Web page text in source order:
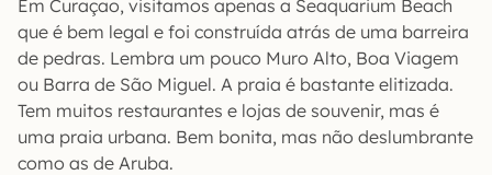
Em Curaçao, visitamos apenas a Seaquarium Beach
que é bem legal e foi construída atrás de uma barreira
de pedras. Lembra um pouco Muro Alto, Boa Viagem
ou Barra de São Miguel. A praia é bastante elitizada.
Tem muitos restaurantes e lojas de souvenir, mas é
uma praia urbana. Bem bonita, mas não deslumbrante
como as de Aruba.